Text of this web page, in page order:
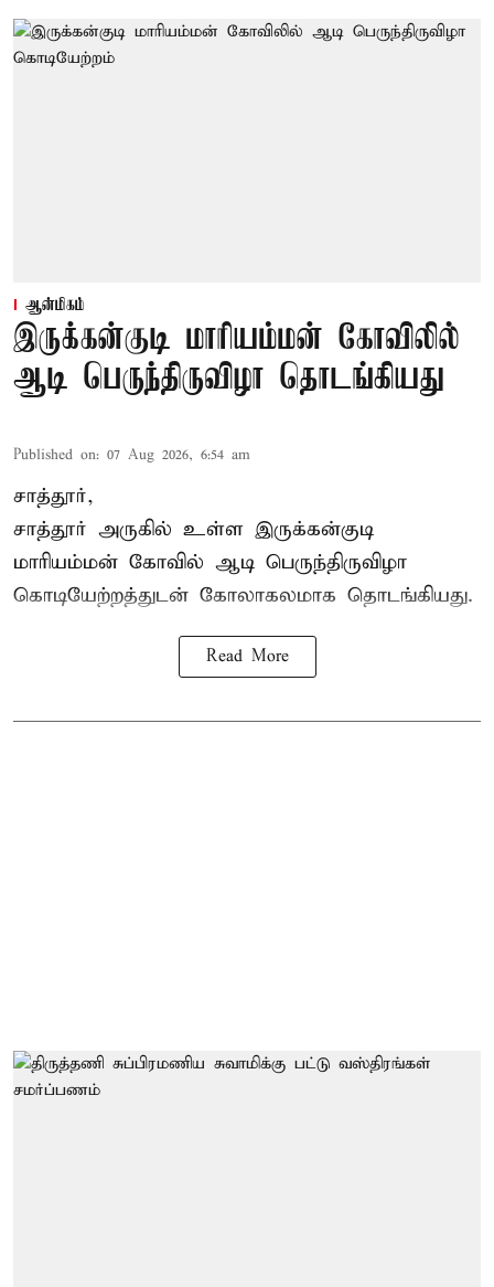
ஆன்மிகம்
இருக்கன்குடி மாரியம்மன் கோவிலில்
ஆடி பெருந்திருவிழா தொடங்கியது
Published on: 07 Aug 2026, 6:54 am
சாத்தூர்,
சாத்தூர் அருகில் உள்ள இருக்கன்குடி
மாரியம்மன் கோவில் ஆடி பெருந்திருவிழா
கொடியேற்றத்துடன் கோலாகலமாக தொடங்கியது.
Read More